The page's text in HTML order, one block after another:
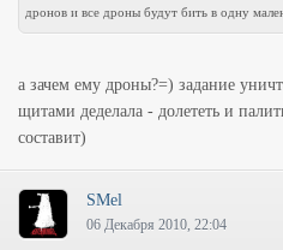
дронов и все дроны будут бить в одну
а зачем ему дроны?=) задание
щитами деделала - долететь и
составит)
SMel
06 Декабря 2010, 22:04